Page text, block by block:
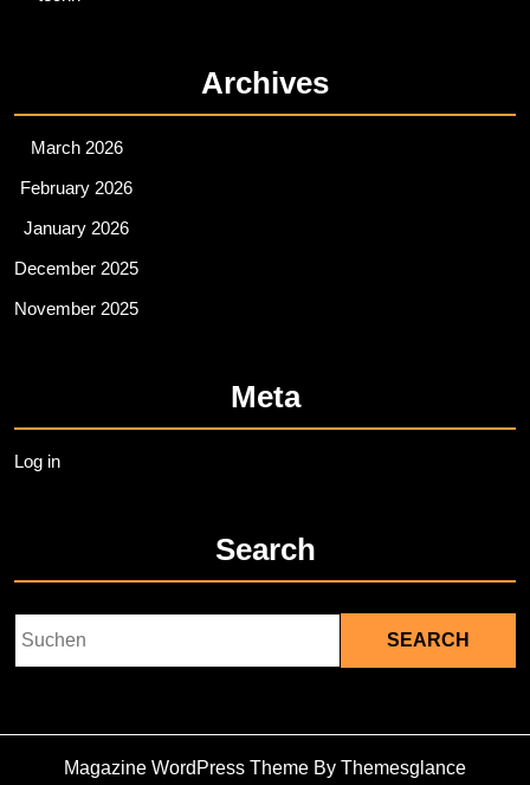
Archives
March 2026
February 2026
January 2026
December 2025
November 2025
Meta
Log in
Search
Magazine WordPress Theme By Themesglance